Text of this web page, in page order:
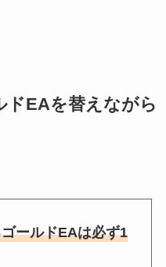
ドEAを替えながら
ールドEAは必ず1